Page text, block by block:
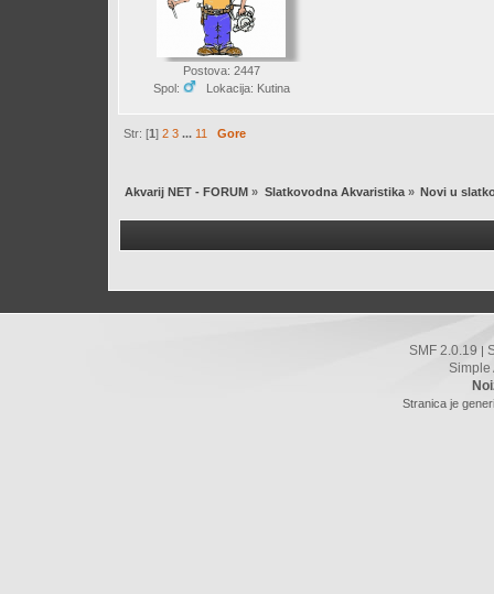
Postova: 2447
Spol:
Lokacija: Kutina
Str: [1]2 3 ... 11 Gore
Akvarij NET - FORUM » Slatkovodna Akvaristika» Novi u
SMF 2.0.19
Simple
Stranica je